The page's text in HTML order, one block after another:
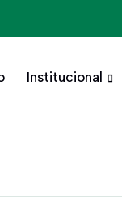
Institucional